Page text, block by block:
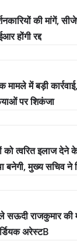
की मांगें,
होंगी रद्द
मामले में बड़ी
पर शिकंजा
को त्वरित इलाज देने
मुख्य सचिव ने
सऊदी राजकुमार की
अरेस्टB